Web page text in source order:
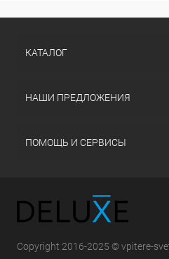
КАТАЛОГ
НАШИ ПРЕДЛОЖЕНИЯ
ПОМОЩЬ И СЕРВИСЫ
Copyright 2016-2025 © vpitere-